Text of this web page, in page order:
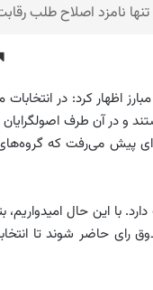
اظهار کرد: در انتخابات
و در آن طرف
پیش می‌رفت که
با این حال امیدواریم،
حاضر شوند تا